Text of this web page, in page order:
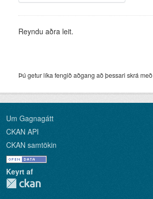
Reyndu aðra leit.
Þú getur líka fengið aðgang að þessari skrá með
Um Gagnagátt
CKAN API
CKAN samtökin
Keyrt af